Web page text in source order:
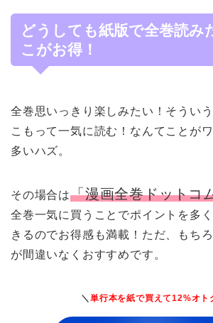
どうしても紙版で全巻読み
こがお得！
全巻思いっきり楽しみたい！そうい
こもって一気に読む！なんてことが
多いハズ。
その場合は「漫画全巻ドットコ
全巻一気に買うことでポイントを多
きるのでお得感も満載！ただ、もち
が間違いなくおすすめです。
＼単行本を紙で買えて12%オト